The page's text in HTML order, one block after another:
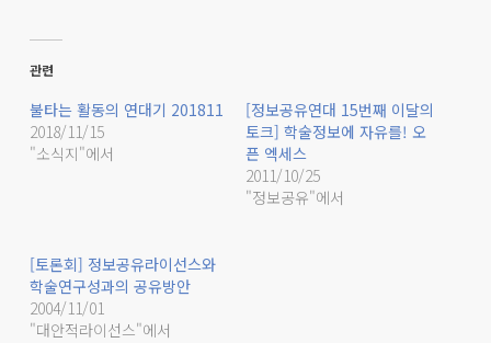
관련
불타는 활동의 연대기 201811
2018/11/15
"소식지"에서
[정보공유연대 15번째 이달의
토크] 학술정보에 자유를! 오
픈 엑세스
2011/10/25
"정보공유"에서
[토론회] 정보공유라이선스와
학술연구성과의 공유방안
2004/11/01
"대안적라이선스"에서